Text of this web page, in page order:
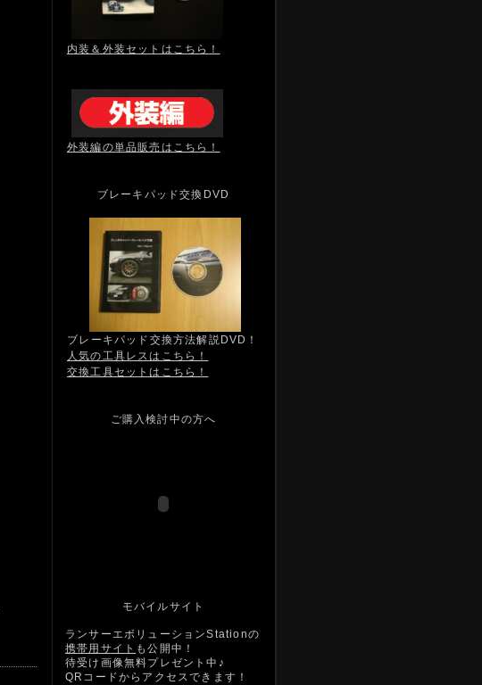
内装＆外装セットはこちら！
外装編の単品販売はこちら！
ブレーキパッド交換DVD
ブレーキパッド交換方法解説DVD！
人気の工具レスはこちら！
交換工具セットはこちら！
ご購入検討中の方へ
モバイルサイト
ランサーエボリューションStationの
携帯用サイト も公開中！
待受け画像無料プレゼント中♪
QRコードからアクセスできます！